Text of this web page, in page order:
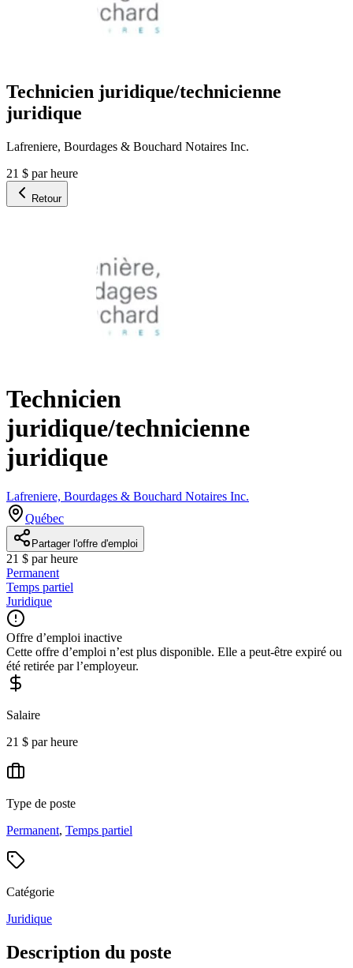
Technicien juridique/technicienne
juridique
Lafreniere, Bourdages & Bouchard Notaires Inc.
21 $ par heure
Retour
Technicien
juridique/technicienne
juridique
Lafreniere, Bourdages & Bouchard Notaires Inc.
Québec
Partager l'offre d'emploi
21 $ par heure
Permanent
Temps partiel
Juridique
Offre d’emploi inactive
Cette offre d’emploi n’est plus disponible. Elle a peut-être expiré ou
été retirée par l’employeur.
Salaire
21 $ par heure
Type de poste
Permanent, Temps partiel
Catégorie
Juridique
Description du poste